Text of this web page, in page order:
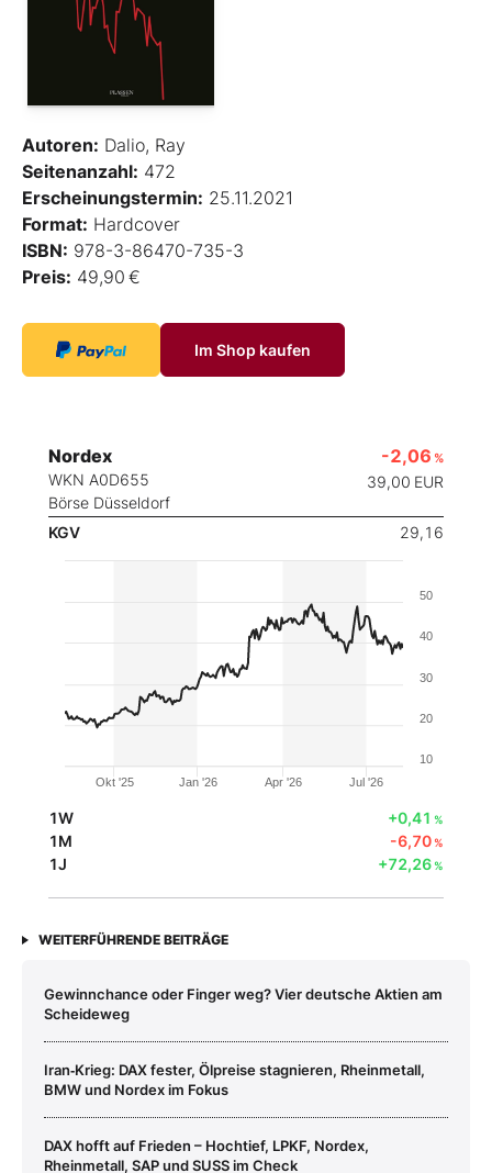
Autoren: Dalio, Ray
Seitenanzahl: 472
Erscheinungstermin: 25.11.2021
Format: Hardcover
ISBN: 978-3-86470-735-3
Preis: 49,90 €
Im Shop kaufen
Nordex
WKN A0D655
Börse Düsseldorf
-2,06 %
39,00 EUR
KGV 29,16
Okt '25 Jan '26 Apr '26 Jul '26
10
20
30
40
50
1W +0,41 %
1M -6,70%
1J +72,26%
WEITERFÜHRENDE BEITRÄGE
Gewinnchance oder Finger weg? Vier deutsche Aktien am
Scheideweg
Iran‑Krieg: DAX fester, Ölpreise stagnieren, Rheinmetall,
BMW und Nordex im Fokus
DAX hofft auf Frieden – Hochtief, LPKF, Nordex,
Rheinmetall, SAP und SUSS im Check